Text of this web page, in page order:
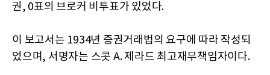
권, 0표의 브로커 비투표가 있었다.
이 보고서는 1934년 증권거래법의 요구에 따라 작성되
었으며, 서명자는 스콧 A. 제라드 최고재무책임자이다.